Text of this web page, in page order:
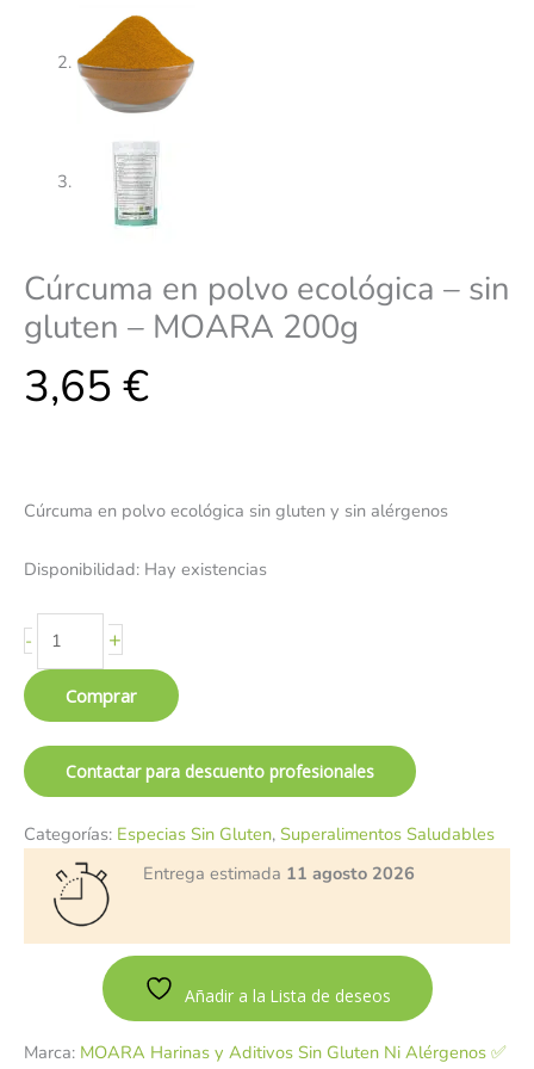
Cúrcuma en polvo ecológica – sin
gluten – MOARA 200g
3,65 €
Cúrcuma en polvo ecológica sin gluten y sin alérgenos
Disponibilidad: Hay existencias
- +
Comprar
Contactar para descuento profesionales
Categorías: Especias Sin Gluten, Superalimentos Saludables
Entrega estimada 11 agosto 2026
Añadir a la Lista de deseos
Marca: MOARA Harinas y Aditivos Sin Gluten Ni Alérgenos ✅